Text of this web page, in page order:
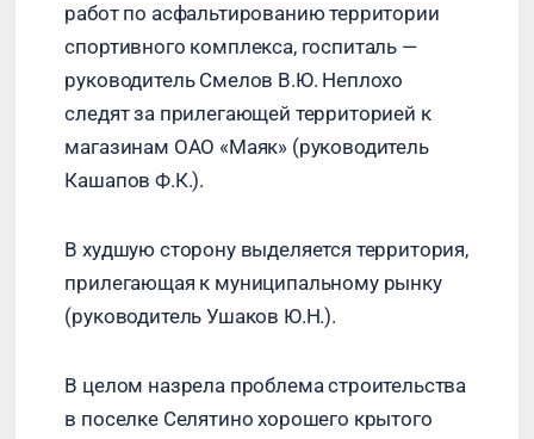
работ по асфальтированию территории
спортивного комплекса, госпиталь —
руководитель Смелов В.Ю. Неплохо
следят за прилегающей территорией к
магазинам ОАО «Маяк» (руководитель
Кашапов Ф.К.).
В худшую сторону выделяется территория,
прилегающая к муниципальному рынку
(руководитель Ушаков Ю.Н.).
В целом назрела проблема строительства
в поселке Селятино хорошего крытого